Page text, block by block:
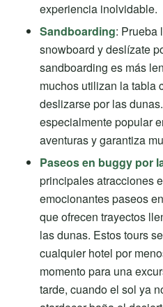
experiencia inolvidable.
Sandboarding: Prueba
snowboard y deslízate
sandboarding es más
muchos utilizan la tabla
deslizarse por las
especialmente popular
aventuras y garantiza
Paseos en buggy por
principales atracciones
emocionantes paseos
que ofrecen trayectos
las dunas. Estos tours
cualquier hotel por
momento para una
tarde, cuando el sol ya